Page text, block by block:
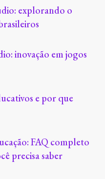
explorando o
inovação em jogos
e por que
FAQ completo
precisa saber